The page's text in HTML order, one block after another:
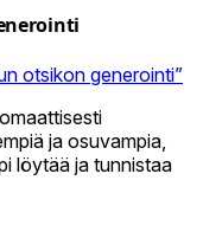
otsikon generointi”
ja osuvampia,
löytää ja tunnistaa